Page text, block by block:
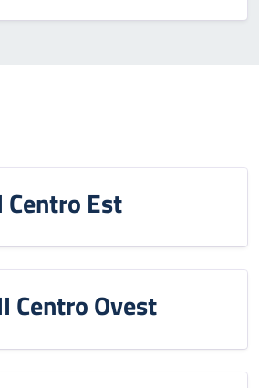
Est
Centro Ovest